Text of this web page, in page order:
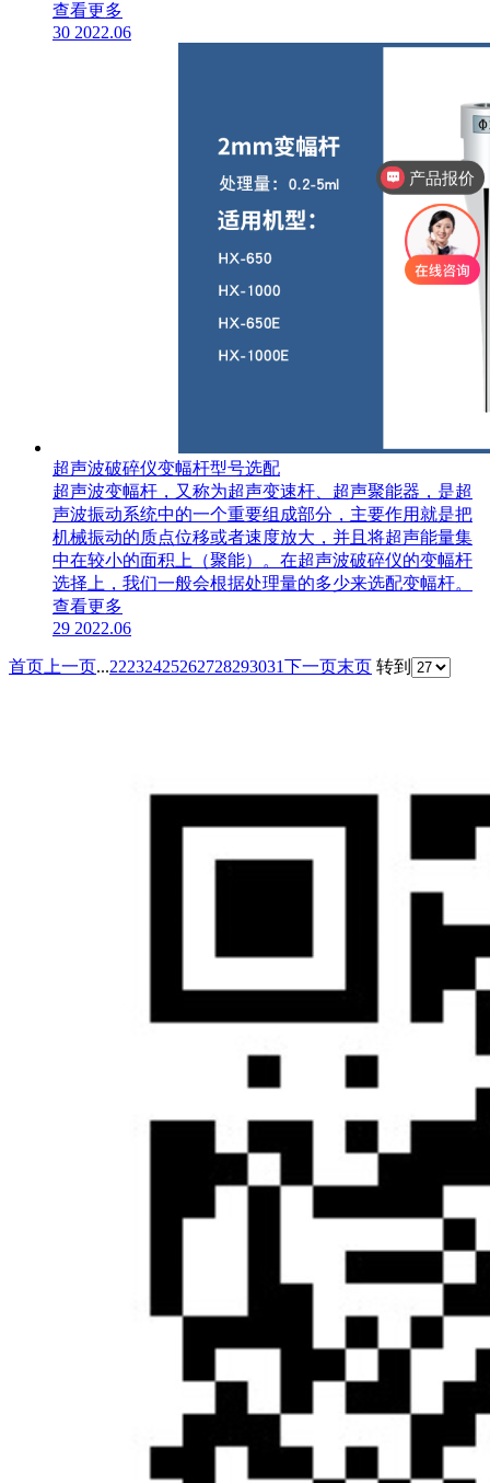
查看更多
30 2022.06
超声波破碎仪变幅杆型号选配
超声波变幅杆，又称为超声变速杆、超声聚能器，是超
声波振动系统中的一个重要组成部分，主要作用就是把
机械振动的质点位移或者速度放大，并且将超声能量集
中在较小的面积上（聚能）。在超声波破碎仪的变幅杆
选择上，我们一般会根据处理量的多少来选配变幅杆。
查看更多
29 2022.06
首页 上一页...22232425262728293031下一页末页 转到
产品报价